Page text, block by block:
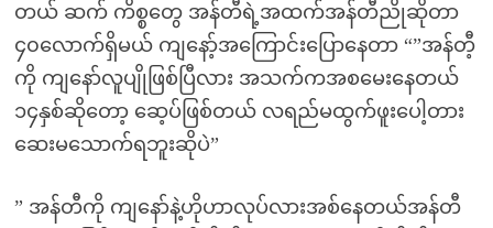
တယ် ဆက် ကိစ္စတွေ အန်တီရဲ့အထက်အန်တီညိုဆိုတာ
၄၀လောက်ရှိမယ် ကျနော့်အကြောင်းပြောနေတာ “”အန်တီ့
ကို ကျနော်လူပျိုဖြစ်ပြီလား အသက်ကအစမေးနေတယ်
၁၄နှစ်ဆိုတော့ ဆေ့ပ်ဖြစ်တယ် လရည်မထွက်ဖူးပေါ့တား
ဆေးမသောက်ရဘူးဆိုပဲ”
” အန်တီကို ကျနော်နဲ့ဟိုဟာလုပ်လားအစ်နေတယ်အန်တီ